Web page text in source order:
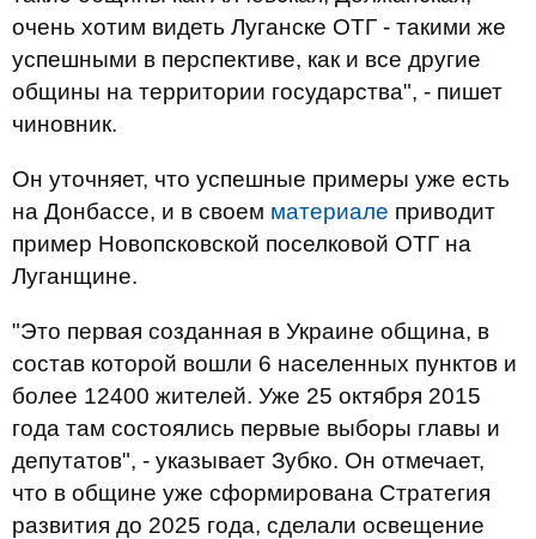
очень хотим видеть Луганске ОТГ - такими же
успешными в перспективе, как и все другие
общины на территории государства", - пишет
чиновник.
Он уточняет, что успешные примеры уже есть
на Донбассе, и в своем материале приводит
пример Новопсковской поселковой ОТГ на
Луганщине.
"Это первая созданная в Украине община, в
состав которой вошли 6 населенных пунктов и
более 12400 жителей. Уже 25 октября 2015
года там состоялись первые выборы главы и
депутатов", - указывает Зубко. Он отмечает,
что в общине уже сформирована Стратегия
развития до 2025 года, сделали освещение